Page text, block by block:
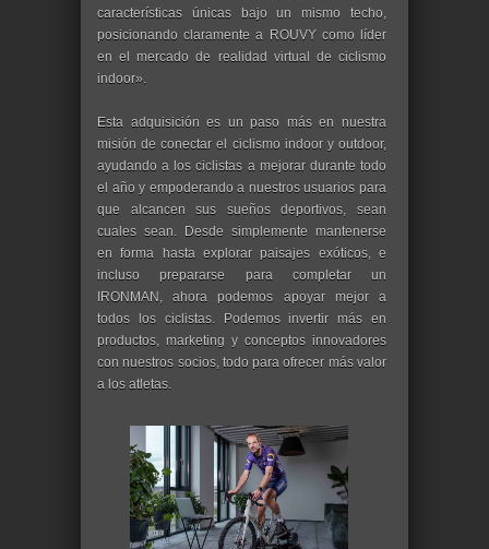
características únicas bajo un mismo techo,
posicionando claramente a ROUVY como líder
en el mercado de realidad virtual de ciclismo
indoor».
​ Esta adquisición es un paso más en nuestra
misión de conectar el ciclismo indoor y outdoor,
ayudando a los ciclistas a mejorar durante todo
el año y empoderando a nuestros usuarios para
que alcancen sus sueños deportivos, sean
cuales sean. Desde simplemente mantenerse
en forma hasta explorar paisajes exóticos, e
incluso prepararse para completar un
IRONMAN, ahora podemos apoyar mejor a
todos los ciclistas. Podemos invertir más en
productos, marketing y conceptos innovadores
con nuestros socios, todo para ofrecer más valor
a los atletas.